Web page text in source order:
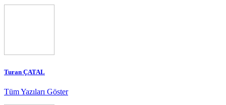
Turan ÇATAL
Tüm Yazıları Göster